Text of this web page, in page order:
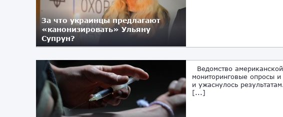
За что украинцы предлагают
«канонизировать» Ульяну
Супрун?
27.08.2018
Ведомство
мониторинговые опросы
и ужаснулось
[...]